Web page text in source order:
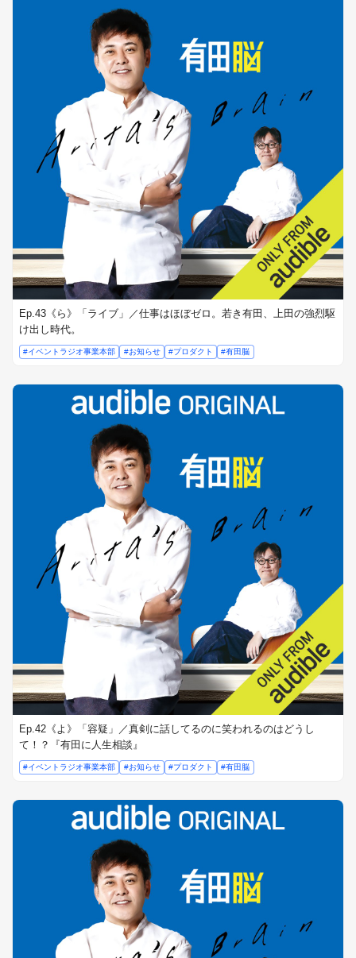
Ep.43《ら》「ライブ」／仕事はほぼゼロ。若き有田、上田の強烈駆
け出し時代。
#イベントラジオ事業本部 #お知らせ #プロダクト #有田脳
Ep.42《よ》「容疑」／真剣に話してるのに笑われるのはどうし
て！？『有田に人生相談』
#イベントラジオ事業本部 #お知らせ #プロダクト #有田脳